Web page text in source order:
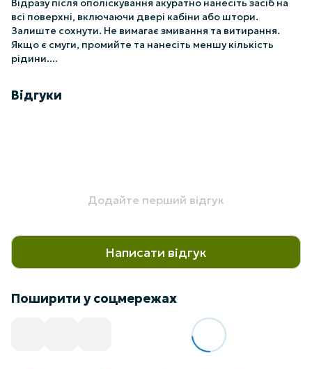
Відразу після ополіскування акуратно нанесіть засіб на
всі поверхні, включаючи двері кабіни або штори.
Залиште сохнути. Не вимагає змивання та витирання.
Якщо є смуги, промийте та нанесіть меншу кількість
рідини....
Відгуки
Додайте перший відгук
Написати відгук
Поширити у соцмережах